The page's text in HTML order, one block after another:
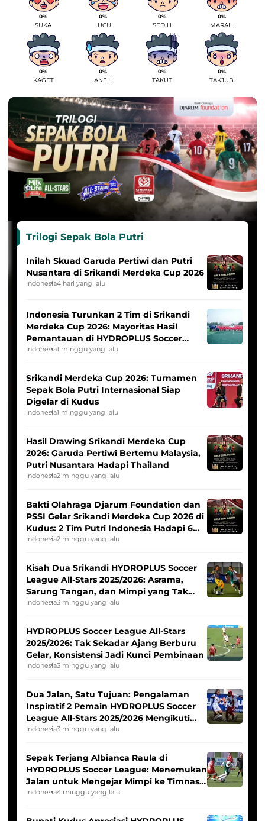
0%
SUKA
0%
LUCU
0%
SEDIH
0%
MARAH
0%
KAGET
0%
ANEH
0%
TAKUT
0%
TAKJUB
Trilogi Sepak Bola Putri
Inilah Skuad Garuda Pertiwi dan Putri
Nusantara di Srikandi Merdeka Cup 2026
Indonesia4 hari yang lalu
Indonesia Turunkan 2 Tim di Srikandi
Merdeka Cup 2026: Mayoritas Hasil
Pemantauan di HYDROPLUS Soccer
League
Indonesia1 minggu yang lalu
Srikandi Merdeka Cup 2026: Turnamen
Sepak Bola Putri Internasional Siap
Digelar di Kudus
Indonesia1 minggu yang lalu
Hasil Drawing Srikandi Merdeka Cup
2026: Garuda Pertiwi Bertemu Malaysia,
Putri Nusantara Hadapi Thailand
Indonesia2 minggu yang lalu
Bakti Olahraga Djarum Foundation dan
PSSI Gelar Srikandi Merdeka Cup 2026 di
Kudus: 2 Tim Putri Indonesia Hadapi 6
Tim Asia
Indonesia2 minggu yang lalu
Kisah Dua Srikandi HYDROPLUS Soccer
League All-Stars 2025/2026: Asrama,
Sarung Tangan, dan Mimpi yang Tak
Pernah Padam
Indonesia3 minggu yang lalu
HYDROPLUS Soccer League All-Stars
2025/2026: Tak Sekadar Ajang Berburu
Gelar, Konsistensi Jadi Kunci Pembinaan
Indonesia3 minggu yang lalu
Dua Jalan, Satu Tujuan: Pengalaman
Inspiratif 2 Pemain HYDROPLUS Soccer
League All-Stars 2025/2026 Mengikuti
Seleksi Timnas Indonesia Putri
Indonesia3 minggu yang lalu
Sepak Terjang Albianca Raula di
HYDROPLUS Soccer League: Menemukan
Jalan untuk Mengejar Mimpi ke Timnas
Indonesia Putri
Indonesia4 minggu yang lalu